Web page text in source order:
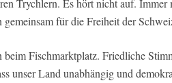
Trychlern. Es hört nicht auf. Immer
für die Freiheit der
beim Fischmarktplatz. Friedliche
unser Land unabhängig und